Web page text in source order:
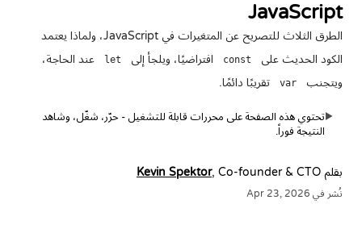
JavaScript
الطرق الثلاث للتصريح عن المتغيرات في JavaScript، ولماذا يعتمد
الكود الحديث على
const افتراضيًا، ويلجأ إلى let
عند الحاجة،
ويتجنب
var تقريبًا دائمًا.
▶تحتوي هذه الصفحة على محررات قابلة للتشغيل - حرّر، شغّل، وشاهد
النتيجة فوراً.
بقلم Kevin Spektor, Co-founder & CTO
نُشر في Apr 23, 2026